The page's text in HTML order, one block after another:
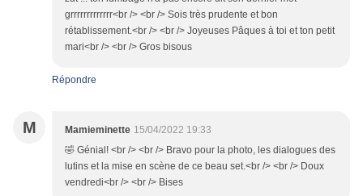
grrrrrrrrrrrrr<br /> <br /> Sois très prudente et bon
rétablissement.<br /> <br /> Joyeuses Pâques à toi et ton petit
mari<br /> <br /> Gros bisous
Répondre
M Mamieminette 15/04/2022 19:33
🤣 Génial! <br /> <br /> Bravo pour la photo, les dialogues des
lutins et la mise en scène de ce beau set.<br /> <br /> Doux
vendredi<br /> <br /> Bises